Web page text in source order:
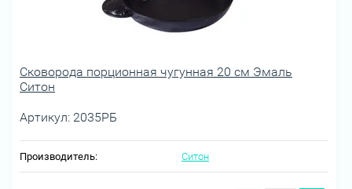
Сковорода порционная чугунная 20 см Эмаль
Ситон
Артикул: 2035РБ
Производитель: Ситон